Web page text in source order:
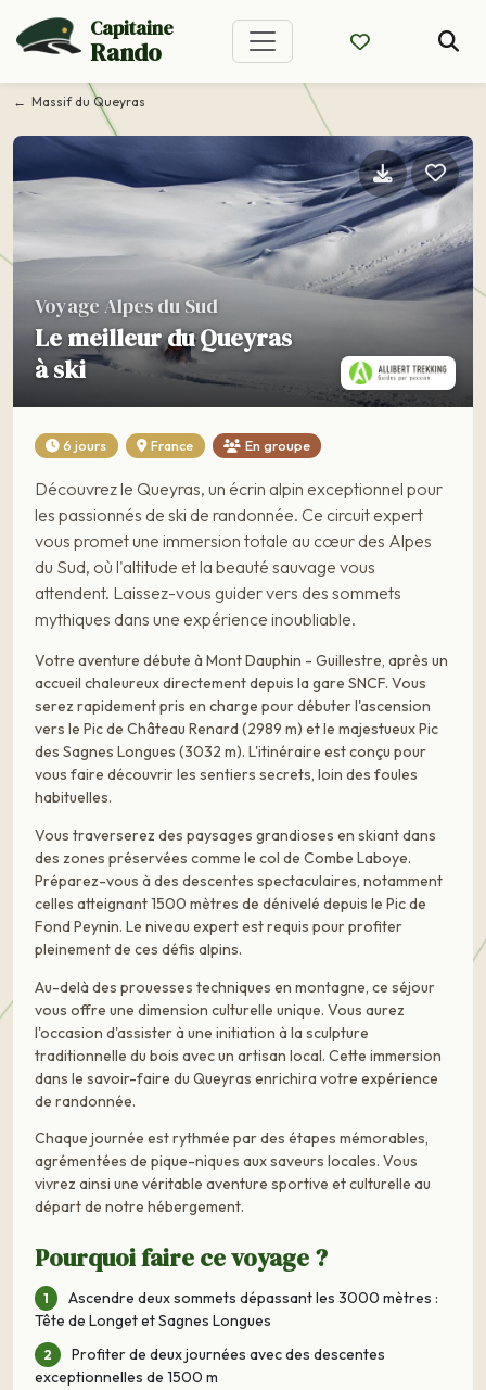
Capitaine
Rando
Massif du Queyras
Voyage Alpes du Sud
Le meilleur du Queyras
à ski
6 jours France En groupe
Découvrez le Queyras, un écrin alpin exceptionnel pour
les passionnés de ski de randonnée. Ce circuit expert
vous promet une immersion totale au cœur des Alpes
du Sud, où l'altitude et la beauté sauvage vous
attendent. Laissez-vous guider vers des sommets
mythiques dans une expérience inoubliable.
Votre aventure débute à Mont Dauphin - Guillestre, après un
accueil chaleureux directement depuis la gare SNCF. Vous
serez rapidement pris en charge pour débuter l'ascension
vers le Pic de Château Renard (2989 m) et le majestueux Pic
des Sagnes Longues (3032 m). L'itinéraire est conçu pour
vous faire découvrir les sentiers secrets, loin des foules
habituelles.
Vous traverserez des paysages grandioses en skiant dans
des zones préservées comme le col de Combe Laboye.
Préparez-vous à des descentes spectaculaires, notamment
celles atteignant 1500 mètres de dénivelé depuis le Pic de
Fond Peynin. Le niveau expert est requis pour profiter
pleinement de ces défis alpins.
Au-delà des prouesses techniques en montagne, ce séjour
vous offre une dimension culturelle unique. Vous aurez
l'occasion d'assister à une initiation à la sculpture
traditionnelle du bois avec un artisan local. Cette immersion
dans le savoir-faire du Queyras enrichira votre expérience
de randonnée.
Chaque journée est rythmée par des étapes mémorables,
agrémentées de pique-niques aux saveurs locales. Vous
vivrez ainsi une véritable aventure sportive et culturelle au
départ de notre hébergement.
Pourquoi faire ce voyage ?
Ascendre deux sommets dépassant les 3000 mètres :
Tête de Longet et Sagnes Longues
Profiter de deux journées avec des descentes
exceptionnelles de 1500 m